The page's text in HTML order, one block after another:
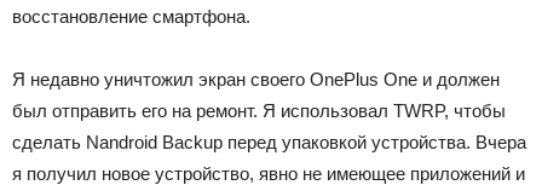
восстановление смартфона.
Я недавно уничтожил экран своего OnePlus One и должен
был отправить его на ремонт. Я использовал TWRP, чтобы
сделать Nandroid Backup перед упаковкой устройства. Вчера
я получил новое устройство, явно не имеющее приложений и